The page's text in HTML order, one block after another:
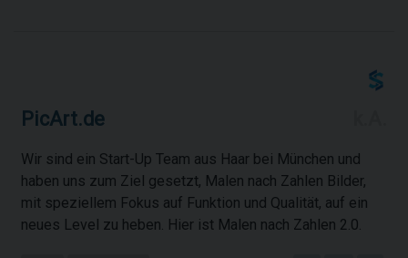
PicArt.de
Wir sind ein Start-Up Team aus Haar bei München und
haben uns zum Ziel gesetzt, Malen nach Zahlen Bilder,
mit speziellem Fokus auf Funktion und Qualität, auf ein
neues Level zu heben. Hier ist Malen nach Zahlen 2.0.